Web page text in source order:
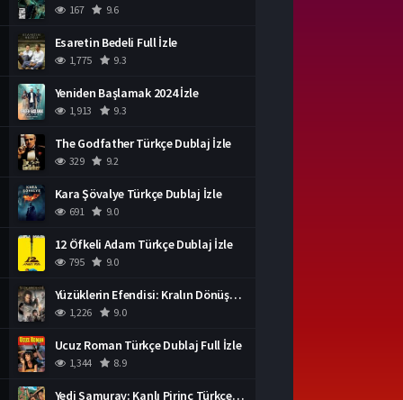
167 9.6
Esaretin Bedeli Full İzle
1,775 9.3
Yeniden Başlamak 2024 İzle
1,913 9.3
The Godfather Türkçe Dublaj İzle
329 9.2
Kara Şövalye Türkçe Dublaj İzle
691 9.0
12 Öfkeli Adam Türkçe Dublaj İzle
795 9.0
Yüzüklerin Efendisi: Kralın Dönüşü İzle
1,226 9.0
Ucuz Roman Türkçe Dublaj Full İzle
1,344 8.9
Yedi Samuray: Kanlı Pirinç Türkçe Dublaj İzle